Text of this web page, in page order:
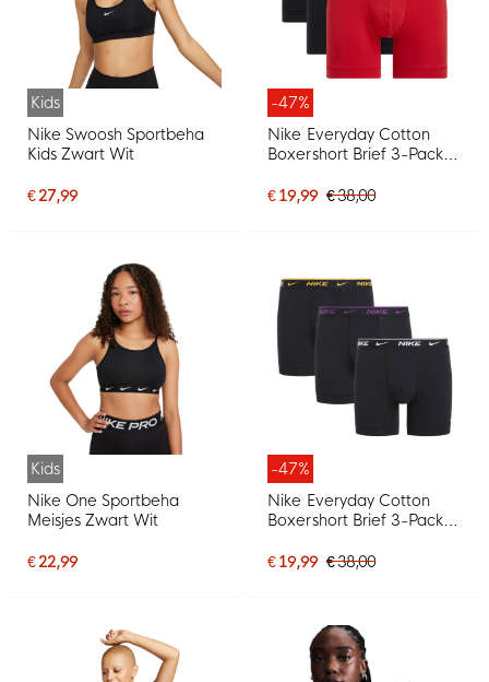
Kids
Nike Swoosh Sportbeha
Kids Zwart Wit
€ 27,99
-47%
Nike Everyday Cotton
Boxershort Brief 3-Pack
€ 19,99 € 38,00
Kids
Nike One Sportbeha
Meisjes Zwart Wit
€ 22,99
-47%
Nike Everyday Cotton
Boxershort Brief 3-Pack
€ 19,99 € 38,00